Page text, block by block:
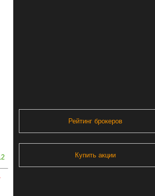
Рейтинг брокеров
Купить акции